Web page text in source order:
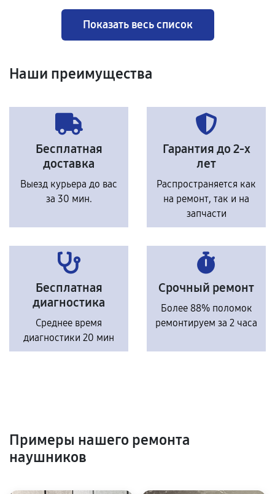
Показать весь список
Наши преимущества
Бесплатная
доставка
Выезд курьера до вас
за 30 мин.
Гарантия до 2-х
лет
Распространяется как
на ремонт, так и на
запчасти
Бесплатная
диагностика
Среднее время
диагностики 20 мин
Срочный ремонт
Более 88% поломок
ремонтируем за 2 часа
Примеры нашего ремонта
наушников